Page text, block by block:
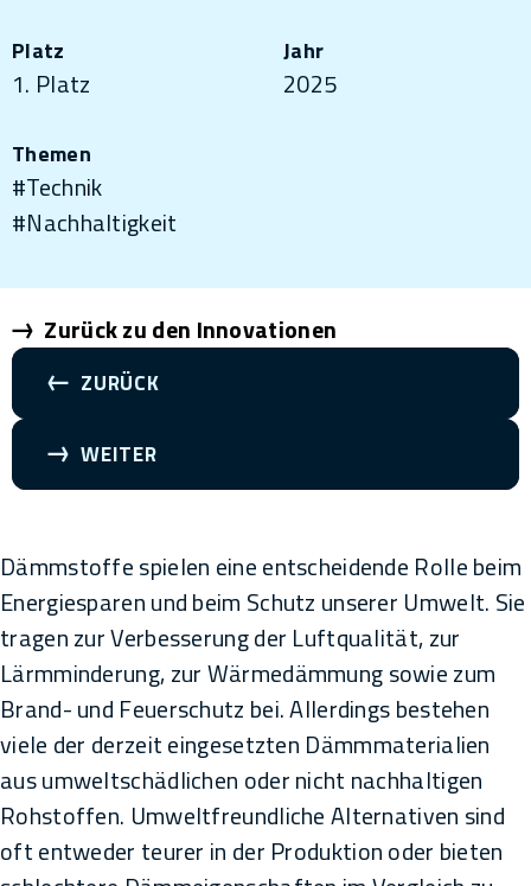
Platz
1. Platz
Jahr
2025
Themen
#Technik
#Nachhaltigkeit
ZURÜCK
Zurück zu den Innovationen
WEITER
Dämmstoffe spielen eine entscheidende Rolle beim
Energiesparen und beim Schutz unserer Umwelt. Sie
tragen zur Verbesserung der Luftqualität, zur
Lärmminderung, zur Wärmedämmung sowie zum
Brand- und Feuerschutz bei. Allerdings bestehen
viele der derzeit eingesetzten Dämmmaterialien
aus umweltschädlichen oder nicht nachhaltigen
Rohstoffen. Umweltfreundliche Alternativen sind
oft entweder teurer in der Produktion oder bieten